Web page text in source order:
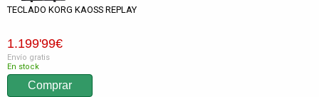
TECLADO KORG KAOSS REPLAY
1.199'99€
Envío gratis
En stock